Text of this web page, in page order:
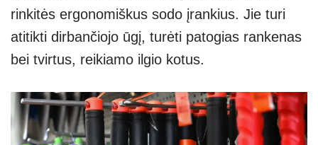
rinkitės ergonomiškus sodo įrankius. Jie turi
atitikti dirbančiojo ūgį, turėti patogias rankenas
bei tvirtus, reikiamo ilgio kotus.